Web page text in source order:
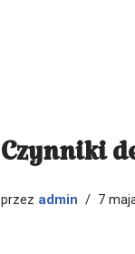
Czynniki
przez admin 7